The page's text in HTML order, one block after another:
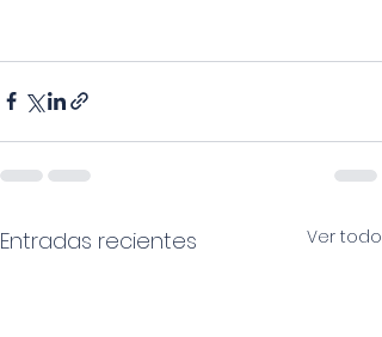
Entradas recientes Ver todo